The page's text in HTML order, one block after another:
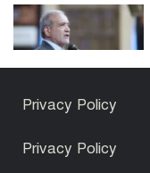
Privacy Policy
Privacy Policy